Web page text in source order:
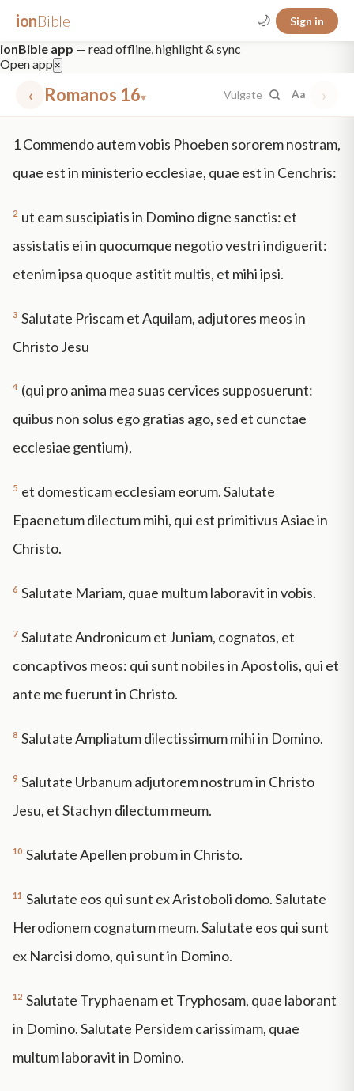
ionBible 🌙 Sign in
ionBible app — read offline, highlight & sync
Open app ×
‹ Romanos 16▾ Vulgate Aa ›
nt faith "peace that passeth" grace -law
1Commendo autem vobis Phoeben sororem nostram,
quae est in ministerio ecclesiae, quae est in Cenchris:
2 ut eam suscipiatis in Domino digne sanctis: et
assistatis ei in quocumque negotio vestri indiguerit:
etenim ipsa quoque astitit multis, et mihi ipsi.
3 Salutate Priscam et Aquilam, adjutores meos in
Christo Jesu
4 (qui pro anima mea suas cervices supposuerunt:
quibus non solus ego gratias ago, sed et cunctae
ecclesiae gentium),
5 et domesticam ecclesiam eorum. Salutate
Epaenetum dilectum mihi, qui est primitivus Asiae in
Christo.
6 Salutate Mariam, quae multum laboravit in vobis.
7 Salutate Andronicum et Juniam, cognatos, et
concaptivos meos: qui sunt nobiles in Apostolis, qui et
ante me fuerunt in Christo.
8 Salutate Ampliatum dilectissimum mihi in Domino.
9 Salutate Urbanum adjutorem nostrum in Christo
Jesu, et Stachyn dilectum meum.
10 Salutate Apellen probum in Christo.
11 Salutate eos qui sunt ex Aristoboli domo. Salutate
Herodionem cognatum meum. Salutate eos qui sunt
ex Narcisi domo, qui sunt in Domino.
12 Salutate Tryphaenam et Tryphosam, quae laborant
in Domino. Salutate Persidem carissimam, quae
multum laboravit in Domino.